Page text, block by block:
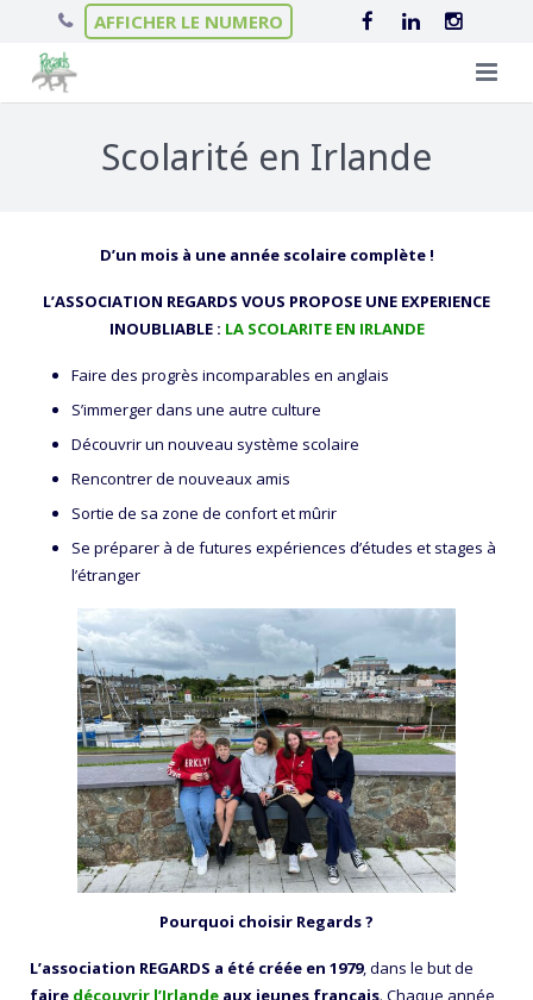
AFFICHER LE NUMERO
Scolarité en Irlande
Séjours ski
Colonies de vacances éco-responsables
Nos hébergements
Chalets en Haute-Savoie
Nos Collèges en Irlande
Villes d’accueil en Irlande
Actualités
Scolarité en Irlande
D’un mois à une année scolaire complète !
L’ASSOCIATION REGARDS VOUS PROPOSE UNE EXPERIENCE
INOUBLIABLE : LA SCOLARITE EN IRLANDE
Faire des progrès incomparables en anglais
S’immerger dans une autre culture
Découvrir un nouveau système scolaire
Rencontrer de nouveaux amis
Sortie de sa zone de confort et mûrir
Se préparer à de futures expériences d’études et stages à
l’étranger
Pourquoi choisir Regards ?
L’association REGARDS a été créée en 1979, dans le but de
faire découvrir l’Irlande aux jeunes français. Chaque année,